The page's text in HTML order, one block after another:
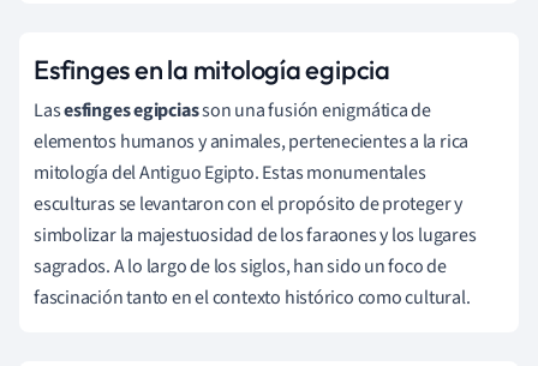
Esfinges en la mitología egipcia
Lasesfinges egipciasson una fusión enigmática de
elementos humanos y animales, pertenecientes a la rica
mitología del Antiguo Egipto. Estas monumentales
esculturas se levantaron con el propósito de proteger y
simbolizar la majestuosidad de los faraones y los lugares
sagrados. A lo largo de los siglos, han sido un foco de
fascinación tanto en el contexto histórico como cultural.